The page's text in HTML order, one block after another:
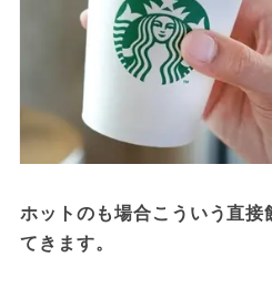
ホットのも場合こういう直
てきます。